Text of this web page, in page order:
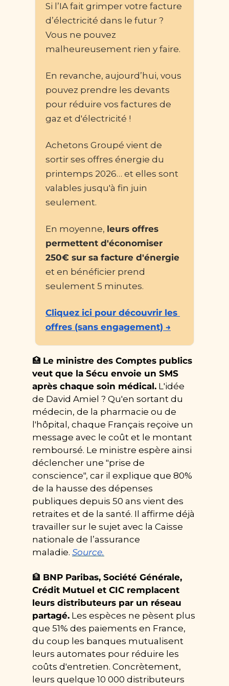
Si l’IA fait grimper votre facture
d’électricité dans le futur ?
Vous ne pouvez
malheureusement rien y faire.
En revanche, aujourd’hui, vous
pouvez prendre les devants
pour réduire vos factures de
gaz et d'électricité !
Achetons Groupé vient de
sortir ses offres énergie du
printemps 2026… et elles sont
valables jusqu'à fin juin
seulement.
En moyenne, leurs offres
permettent d'économiser
250€ sur sa facture d'énergie
et en bénéficier prend
seulement 5 minutes.
Cliquez ici pour découvrir les
offres (sans engagement) →
🏥 Le ministre des Comptes publics
veut que la Sécu envoie un SMS
après chaque soin médical. L'idée
de David Amiel ? Qu'en sortant du
médecin, de la pharmacie ou de
l'hôpital, chaque Français reçoive un
message avec le coût et le montant
remboursé. Le ministre espère ainsi
déclencher une "prise de
conscience", car il explique que 80%
de la hausse des dépenses
publiques depuis 50 ans vient des
retraites et de la santé. Il affirme déjà
travailler sur le sujet avec la Caisse
nationale de l’assurance
maladie. Source.
🏦 BNP Paribas, Société Générale,
Crédit Mutuel et CIC remplacent
leurs distributeurs par un réseau
partagé. Les espèces ne pèsent plus
que 51% des paiements en France,
du coup les banques mutualisent
leurs automates pour réduire les
coûts d'entretien. Concrètement,
leurs quelque 10 000 distributeurs